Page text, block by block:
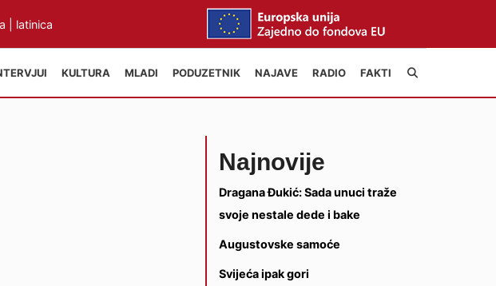
latinica
KULTURA MLADI PODUZETNIK NAJAVE RADIO FAKTI
Najnovije
Dragana Đukić: Sada unuci traže
svoje nestale dede i bake
Augustovske samoće
Svijeća ipak gori